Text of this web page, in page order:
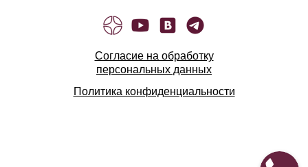
Телеграм канал Клуба
Согласие на обработку
персональных данных
Политика конфиденциальности